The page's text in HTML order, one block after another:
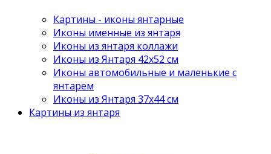
Картины - иконы янтарные
Иконы именные из янтаря
Иконы из янтаря коллажи
Иконы из Янтаря 42х52 см
Иконы автомобильные и маленькие с
янтарем
Иконы из Янтаря 37х44 см
Картины из янтаря